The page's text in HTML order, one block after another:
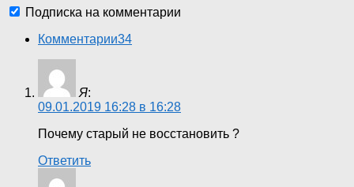
Подписка на комментарии
Комментарии34
Я:
09.01.2019 16:28 в 16:28
Почему старый не восстановить ?
Ответить